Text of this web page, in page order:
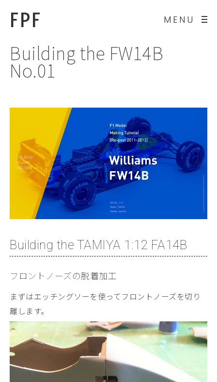
MENU
FPF
Building the FW14B
No.01
Building the TAMIYA 1:12 FA14B
フロントノーズの脱着加工
まずはエッチングソーを使ってフロントノーズを切り
離します。